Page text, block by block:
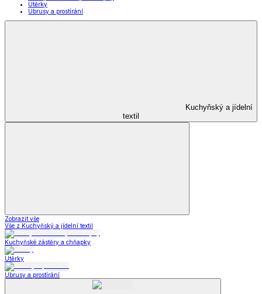
Utěrky
Ubrusy a prostírání
Kuchyňský a jídelní
textil
Zobrazit vše
Vše z Kuchyňský a jídelní textil
Kuchyňské zástěry a chňapky
Utěrky
Ubrusy a prostírání